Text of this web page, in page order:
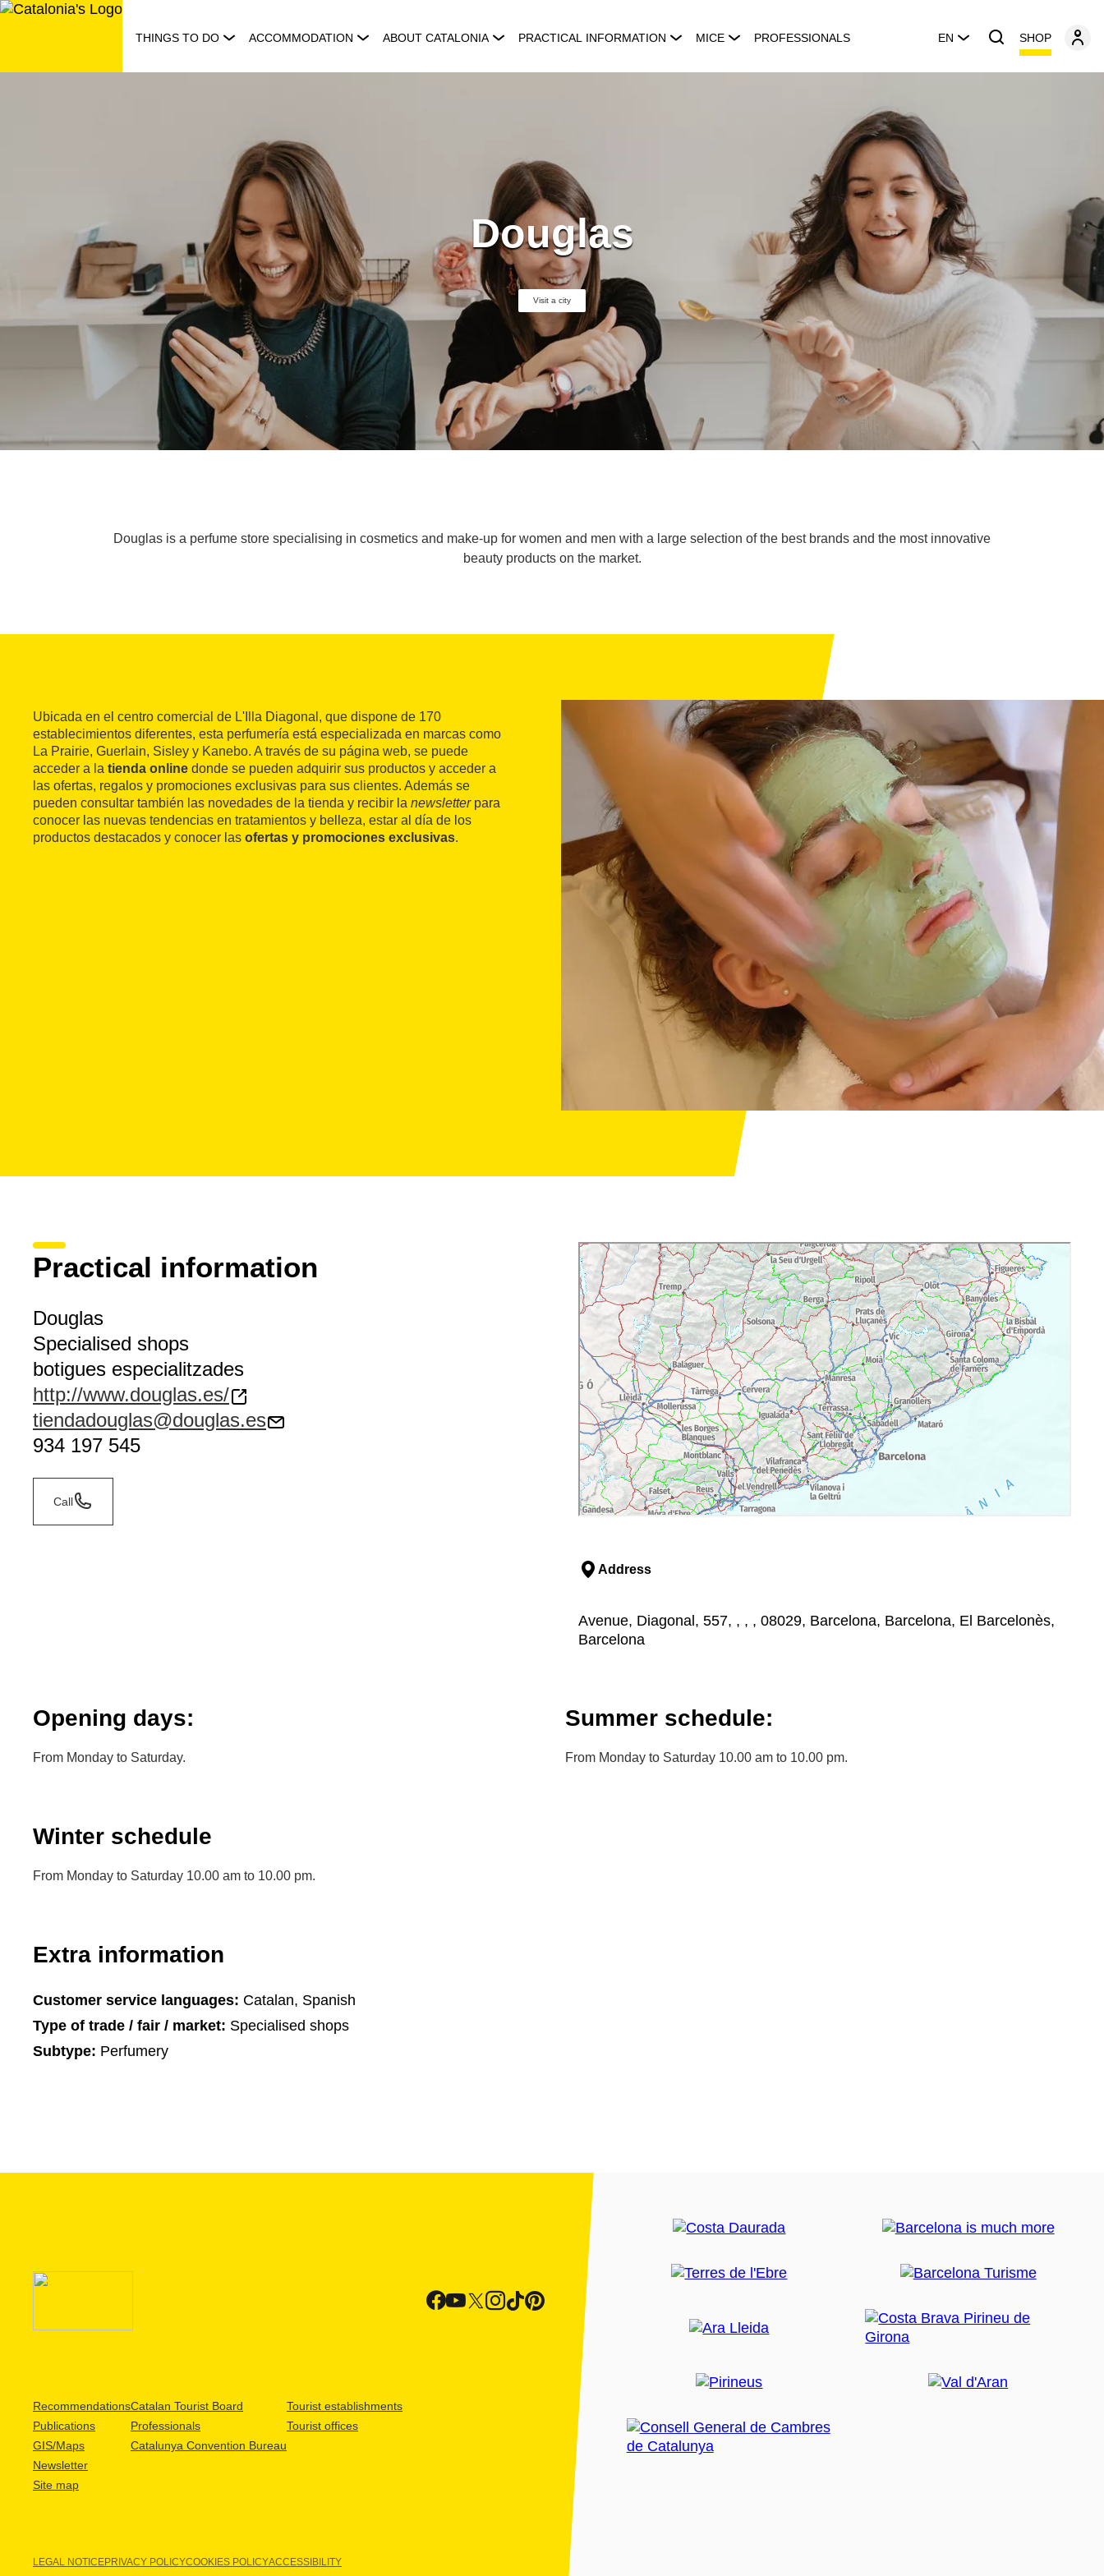
Skip
THINGS TO DO ACCOMMODATION ABOUT CATALONIA PRACTICAL INFORMATION MICE PROFESSIONALS EN SHOP
Douglas
Visit a city
Douglas is a perfume store specialising in cosmetics and make-up for women and men with a large selection of the best brands and the most innovative
beauty products on the market.
Ubicada en el centro comercial de L'Illa Diagonal, que dispone de 170
establecimientos diferentes, esta perfumería está especializada en marcas como
La Prairie, Guerlain, Sisley y Kanebo. A través de su página web, se puede
acceder a la tienda online donde se pueden adquirir sus productos y acceder a
las ofertas, regalos y promociones exclusivas para sus clientes. Además se
pueden consultar también las novedades de la tienda y recibir la newsletterpara
conocer las nuevas tendencias en tratamientos y belleza, estar al día de los
productos destacados y conocer las ofertas y promociones exclusivas.
Practical information
Douglas
Specialised shops
botigues especialitzades
http://www.douglas.es/
tiendadouglas@douglas.es
934 197 545
Call
Address
Avenue, Diagonal, 557, , , , 08029, Barcelona, Barcelona, El Barcelonès,
Barcelona
Opening days:
From Monday to Saturday.
Summer schedule:
From Monday to Saturday 10.00 am to 10.00 pm.
Winter schedule
From Monday to Saturday 10.00 am to 10.00 pm.
Extra information
Customer service languages: Catalan, Spanish
Type of trade / fair / market: Specialised shops
Subtype: Perfumery
Recommendations
Publications
GIS/Maps
Newsletter
Site map
Catalan Tourist Board
Professionals
Catalunya Convention Bureau
Tourist establishments
Tourist offices
LEGAL NOTICEPRIVACY POLICYCOOKIES POLICYACCESSIBILITY